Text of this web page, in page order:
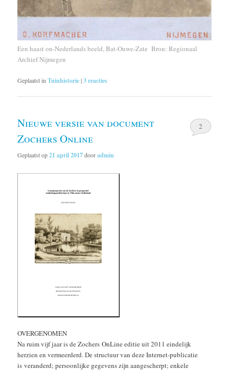
Een haast on-Nederlands beeld, Bat-Ouwe-Zate Bron: Regionaal
Archief Nijmegen
Geplaatst in Tuinhistorie|3reacties
Nieuwe versie van document
Zochers Online
Geplaatst op21 april 2017dooradmin
2
OVERGENOMEN
Na ruim vijf jaar is de Zochers OnLine editie uit 2011 eindelijk
herzien en vermeerderd. De structuur van deze Internet-publicatie
is veranderd; persoonlijke gegevens zijn aangescherpt; enkele